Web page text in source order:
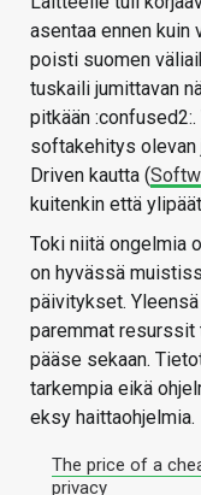
asentaa ennen kuin
poisti suomen
tuskaili jumittavan
pitkään
softakehitys
Driven kautta (
kuitenkin että
Toki niitä ongelmia
on hyvässä
päivitykset.
paremmat
pääse sekaan.
tarkempia eikä
eksy haittaohjelmia.
The price of a
privacy